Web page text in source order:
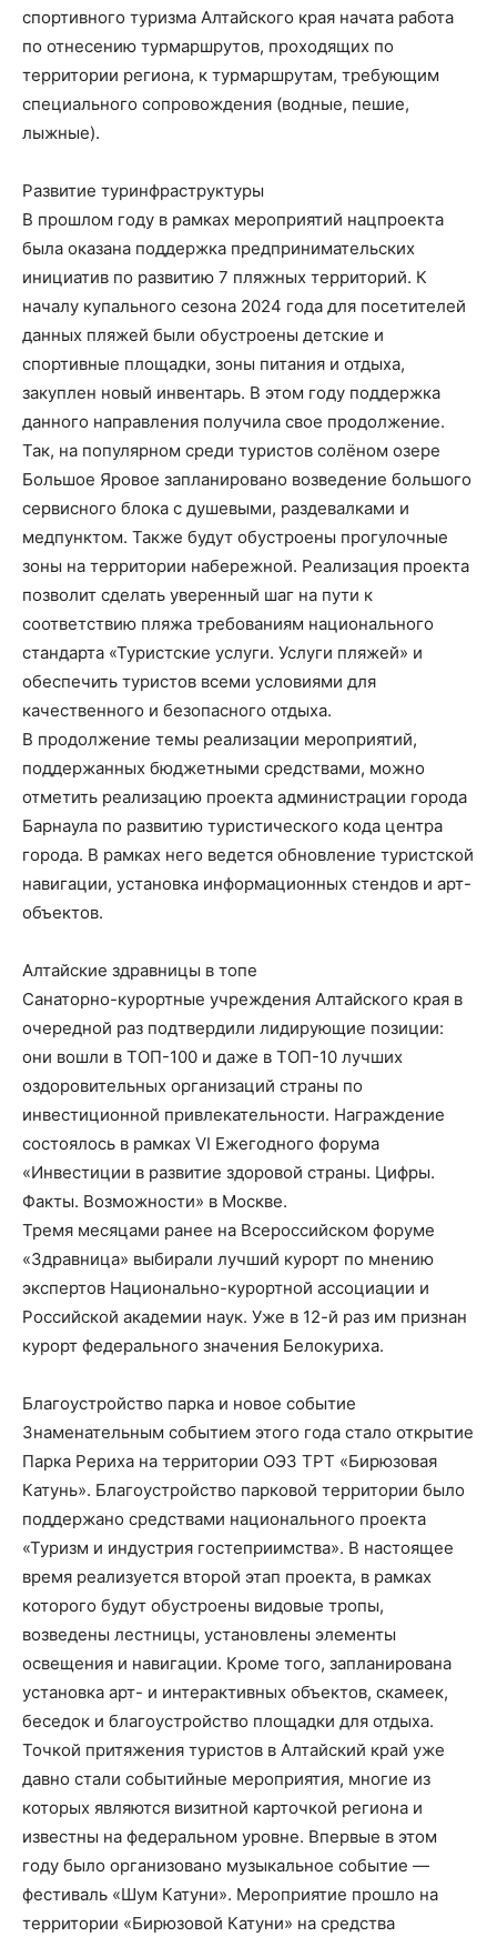
спортивного туризма Алтайского края начата работа
по отнесению турмаршрутов, проходящих по
территории региона, к турмаршрутам, требующим
специального сопровождения (водные, пешие,
лыжные).
Развитие туринфраструктуры
В прошлом году в рамках мероприятий нацпроекта
была оказана поддержка предпринимательских
инициатив по развитию 7 пляжных территорий. К
началу купального сезона 2024 года для посетителей
данных пляжей были обустроены детские и
спортивные площадки, зоны питания и отдыха,
закуплен новый инвентарь. В этом году поддержка
данного направления получила свое продолжение.
Так, на популярном среди туристов солёном озере
Большое Яровое запланировано возведение большого
сервисного блока с душевыми, раздевалками и
медпунктом. Также будут обустроены прогулочные
зоны на территории набережной. Реализация проекта
позволит сделать уверенный шаг на пути к
соответствию пляжа требованиям национального
стандарта «Туристские услуги. Услуги пляжей» и
обеспечить туристов всеми условиями для
качественного и безопасного отдыха.
В продолжение темы реализации мероприятий,
поддержанных бюджетными средствами, можно
отметить реализацию проекта администрации города
Барнаула по развитию туристического кода центра
города. В рамках него ведется обновление туристской
навигации, установка информационных стендов и арт-
объектов.
Алтайские здравницы в топе
Санаторно-курортные учреждения Алтайского края в
очередной раз подтвердили лидирующие позиции:
они вошли в ТОП-100 и даже в ТОП-10 лучших
оздоровительных организаций страны по
инвестиционной привлекательности. Награждение
состоялось в рамках VI Ежегодного форума
«Инвестиции в развитие здоровой страны. Цифры.
Факты. Возможности» в Москве.
Тремя месяцами ранее на Всероссийском форуме
«Здравница» выбирали лучший курорт по мнению
экспертов Национально-курортной ассоциации и
Российской академии наук. Уже в 12-й раз им признан
курорт федерального значения Белокуриха.
Благоустройство парка и новое событие
Знаменательным событием этого года стало открытие
Парка Рериха на территории ОЭЗ ТРТ «Бирюзовая
Катунь». Благоустройство парковой территории было
поддержано средствами национального проекта
«Туризм и индустрия гостеприимства». В настоящее
время реализуется второй этап проекта, в рамках
которого будут обустроены видовые тропы,
возведены лестницы, установлены элементы
освещения и навигации. Кроме того, запланирована
установка арт- и интерактивных объектов, скамеек,
беседок и благоустройство площадки для отдыха.
Точкой притяжения туристов в Алтайский край уже
давно стали событийные мероприятия, многие из
которых являются визитной карточкой региона и
известны на федеральном уровне. Впервые в этом
году было организовано музыкальное событие —
фестиваль «Шум Катуни». Мероприятие прошло на
территории «Бирюзовой Катуни» на средства